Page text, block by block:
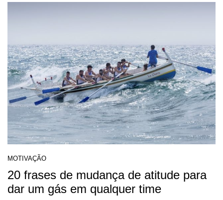
MOTIVAÇÃO
20 frases de mudança de atitude para
dar um gás em qualquer time